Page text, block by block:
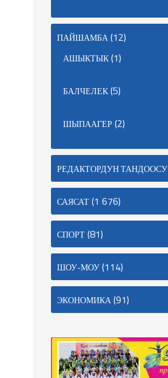
ПАЙШАМБА(12)
АШЫКТЫК(1)
БАЛЧЕЛЕК(5)
ШЫПААГЕР(2)
РЕДАКТОРДУН ТАНДООСУ
САЯСАТ(1 676)
СПОРТ(81)
ШОУ-МОУ(114)
ЭКОНОМИКА(91)